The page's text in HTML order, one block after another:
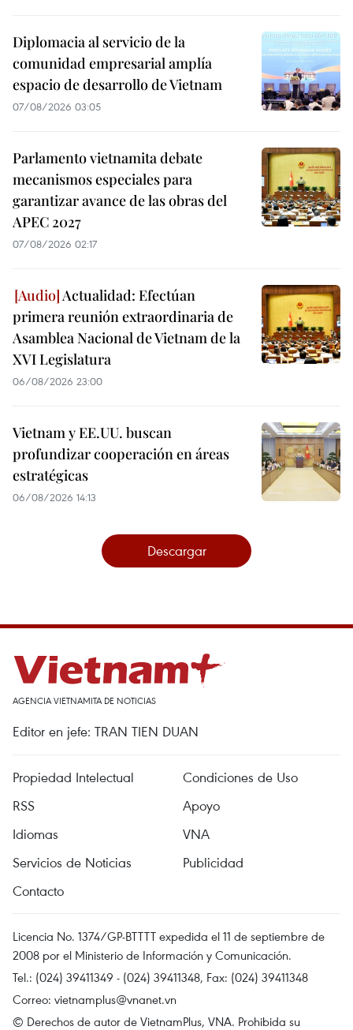
Diplomacia al servicio de la
comunidad empresarial amplía
espacio de desarrollo de Vietnam
07/08/2026 03:05
Parlamento vietnamita debate
mecanismos especiales para
garantizar avance de las obras del
APEC 2027
07/08/2026 02:17
Actualidad: Efectúan
primera reunión extraordinaria de
Asamblea Nacional de Vietnam de la
XVI Legislatura
06/08/2026 23:00
Vietnam y EE.UU. buscan
profundizar cooperación en áreas
estratégicas
06/08/2026 14:13
Descargar
AGENCIA VIETNAMITA DE NOTICIAS
Editor en jefe: TRAN TIEN DUAN
Propiedad Intelectual
Condiciones de Uso
RSS
Apoyo
Idiomas
VNA
Servicios de Noticias
Publicidad
Contacto
Licencia No. 1374/GP-BTTTT expedida el 11 de septiembre de
2008 por el Ministerio de Información y Comunicación.
Tel.: (024) 39411349 - (024) 39411348, Fax: (024) 39411348
Correo: vietnamplus@vnanet.vn
© Derechos de autor de VietnamPlus, VNA. Prohibida su